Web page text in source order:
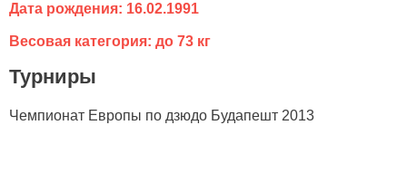
Дата рождения: 16.02.1991
Весовая категория: до 73 кг
Турниры
Чемпионат Европы по дзюдо Будапешт 2013